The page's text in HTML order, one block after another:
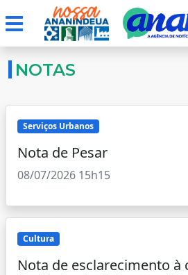
NOTAS
Serviços Urbanos
Nota de Pesar
08/07/2026 15h15
Cultura
Nota de esclarecimento à